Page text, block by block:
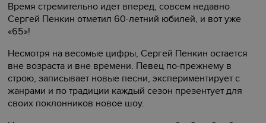
Время стремительно идет вперед, совсем недавно
Сергей Пенкин отметил 60-летний юбилей, и вот уже
«65»!
Несмотря на весомые цифры, Сергей Пенкин остается
вне возраста и вне времени. Певец по-прежнему в
строю, записывает новые песни, экспериментирует с
жанрами и по традиции каждый сезон презентует для
своих поклонников новое шоу.